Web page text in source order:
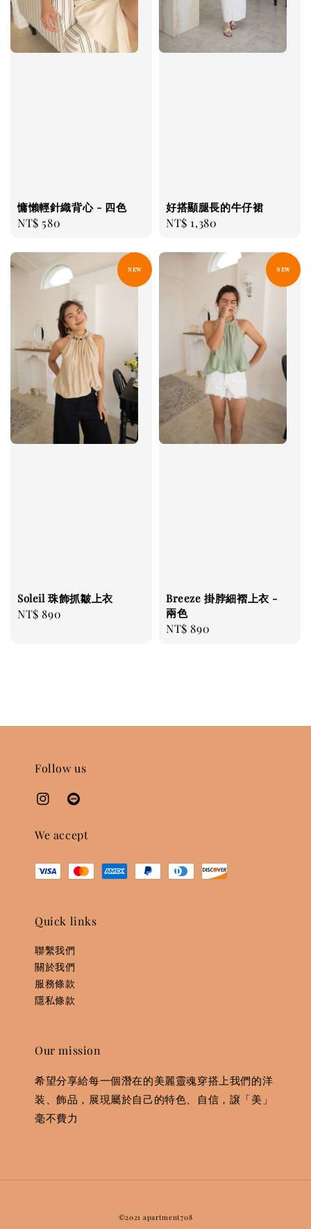
慵懶輕針織背心 - 四色
Regular
NT$ 580
好搭顯腿長的牛仔裙
Regular
NT$ 1,380
NEW
Soleil 珠飾抓皺上衣
Regular
NT$ 890
NEW
Breeze 掛脖細褶上衣 -
兩色
Regular
NT$ 890
Follow us
We accept
Quick links
聯繫我們
關於我們
服務條款
隱私條款
Our mission
希望分享給每一個潛在的美麗靈魂穿搭上我們的洋
装、飾品，展現屬於自己的特色、自信，譲「美」
毫不費力
©2021 apartment708